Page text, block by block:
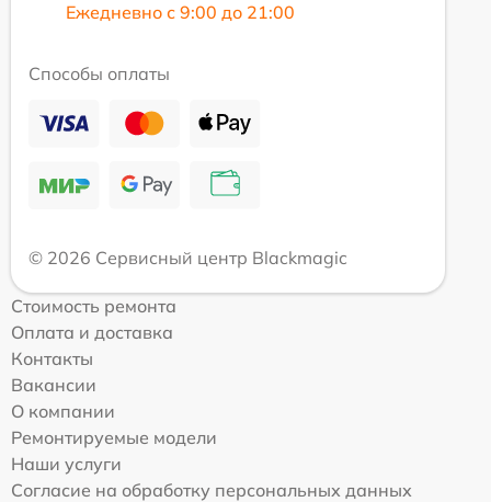
Ежедневно с 9:00 до 21:00
Способы оплаты
© 2026 Сервисный центр Blackmagic
Стоимость ремонта
Оплата и доставка
Контакты
Вакансии
О компании
Ремонтируемые модели
Наши услуги
Согласие на обработку персональных данных